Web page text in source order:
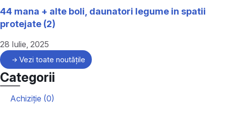
44 mana + alte boli, daunatori legume in spatii
protejate (2)
28 Iulie, 2025
Vezi toate noutățile
Categorii
Achiziție (0)